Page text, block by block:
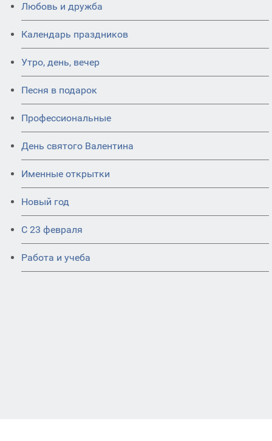
Любовь и дружба
Календарь праздников
Утро, день, вечер
Песня в подарок
Профессиональные
День святого Валентина
Именные открытки
Новый год
С 23 февраля
Работа и учеба